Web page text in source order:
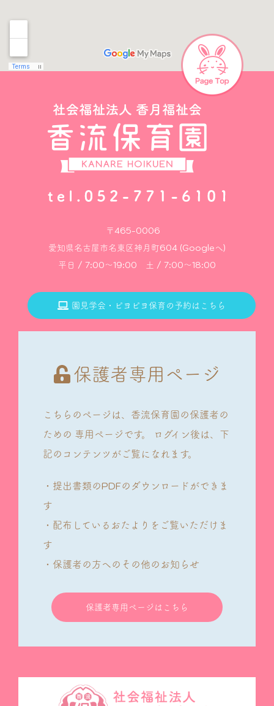
〒465-0006
愛知県名古屋市名東区神月町604 (Googleへ)
平日 / 7:00～19:00 土 / 7:00～18:00
園見学会・ピヨピヨ保育の予約はこちら
保護者専用ページ
こちらのページは、香流保育園の保護者の
ための 専用ページです。
ログイン後は、下
記のコンテンツがご覧になれます。
・提出書類のPDFのダウンロードができま
す
・配布しているおたよりをご覧いただけま
す
・保護者の方へのその他のお知らせ
保護者専用ページはこちら